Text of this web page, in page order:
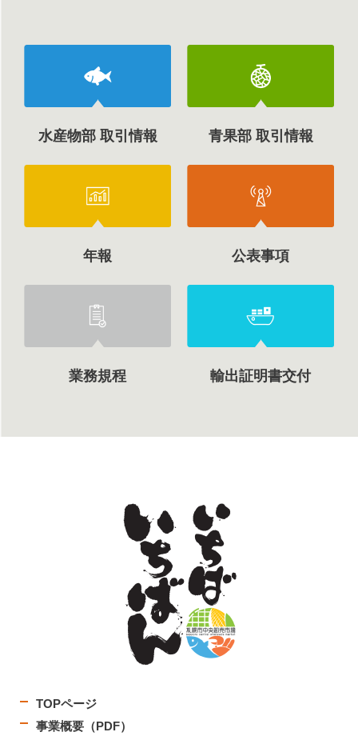
水産物部 取引情報 青果部 取引情報
年報 公表事項
業務規程 輸出証明書交付
TOPページ
事業概要（PDF）